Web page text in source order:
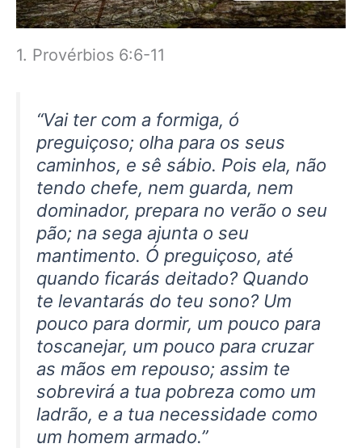
1. Provérbios 6:6-11
“Vai ter com a formiga, ó
preguiçoso; olha para os seus
caminhos, e sê sábio. Pois ela, não
tendo chefe, nem guarda, nem
dominador, prepara no verão o seu
pão; na sega ajunta o seu
mantimento. Ó preguiçoso, até
quando ficarás deitado? Quando
te levantarás do teu sono? Um
pouco para dormir, um pouco para
toscanejar, um pouco para cruzar
as mãos em repouso; assim te
sobrevirá a tua pobreza como um
ladrão, e a tua necessidade como
um homem armado.”